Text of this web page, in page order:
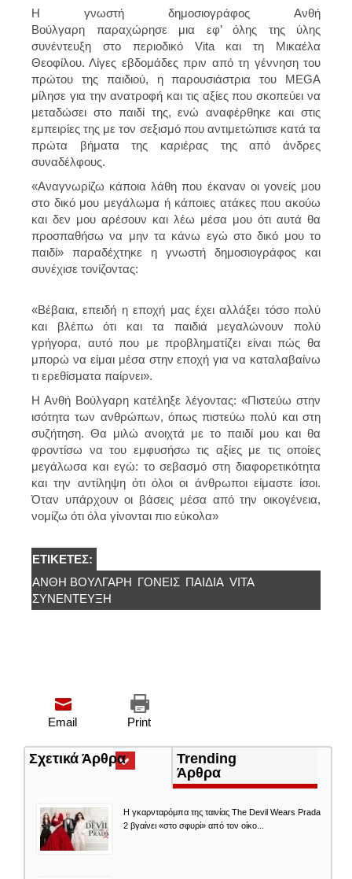
Η γνωστή δημοσιογράφος Ανθή
Βούλγαρη παραχώρησε μια εφ’ όλης της ύλης
συνέντευξη στο περιοδικό Vita και τη Μικαέλα
Θεοφίλου. Λίγες εβδομάδες πριν από τη γέννηση του
πρώτου της παιδιού, η παρουσιάστρια του MEGA
μίλησε για την ανατροφή και τις αξίες που σκοπεύει να
μεταδώσει στο παιδί της, ενώ αναφέρθηκε και στις
εμπειρίες της με τον σεξισμό που αντιμετώπισε κατά τα
πρώτα βήματα της καριέρας της από άνδρες
συναδέλφους.
«Αναγνωρίζω κάποια λάθη που έκαναν οι γονείς μου
στο δικό μου μεγάλωμα ή κάποιες ατάκες που ακούω
και δεν μου αρέσουν και λέω μέσα μου ότι αυτά θα
προσπαθήσω να μην τα κάνω εγώ στο δικό μου το
παιδί» παραδέχτηκε η γνωστή δημοσιογράφος και
συνέχισε τονίζοντας:
«Βέβαια, επειδή η εποχή μας έχει αλλάξει τόσο πολύ
και βλέπω ότι και τα παιδιά μεγαλώνουν πολύ
γρήγορα, αυτό που με προβληματίζει είναι πώς θα
μπορώ να είμαι μέσα στην εποχή για να καταλαβαίνω
τι ερεθίσματα παίρνει».
Η Ανθή Βούλγαρη κατέληξε λέγοντας: «Πιστεύω στην
ισότητα των ανθρώπων, όπως πιστεύω πολύ και στη
συζήτηση. Θα μιλώ ανοιχτά με το παιδί μου και θα
φροντίσω να του εμφυσήσω τις αξίες με τις οποίες
μεγάλωσα και εγώ: το σεβασμό στη διαφορετικότητα
και την αντίληψη ότι όλοι οι άνθρωποι είμαστε ίσοι.
Όταν υπάρχουν οι βάσεις μέσα από την οικογένεια,
νομίζω ότι όλα γίνονται πιο εύκολα»
ΕΤΙΚΈΤΕΣ:
ΑΝΘΉ ΒΟΎΛΓΑΡΗ ΓΟΝΕΙΣ ΠΑΙΔΙΆ VITA
ΣΥΝΈΝΤΕΥΞΗ
Print
Email
Σχετικά Άρθρα(ενεργή
καρτέλα)
Trending
Άρθρα
Η γκαρνταρόμπα της ταινίας The Devil Wears Prada
2 βγαίνει «στο σφυρί» από τον οίκο...